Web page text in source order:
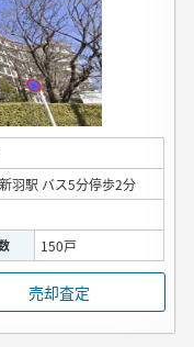
羽駅 バス5分停歩2分
150戸
売却査定